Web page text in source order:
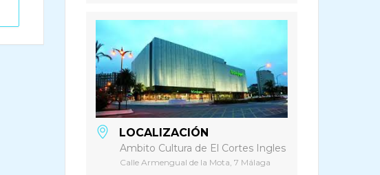
LOCALIZACIÓN
Ambito Cultura de El Cortes Ingles
Calle Armengual de la Mota, 7 Málaga